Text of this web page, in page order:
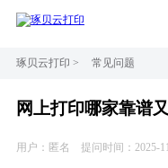
琢贝云打印 > 常见问题
网上打印哪家靠谱
用户：匿名 提问时间：2025-